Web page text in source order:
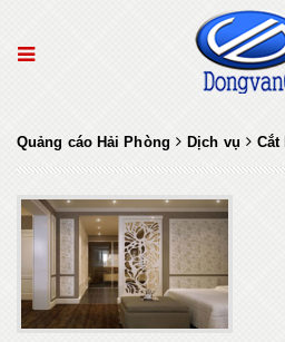
Quảng cáo Hải Phòng Dịch vụ Cắt